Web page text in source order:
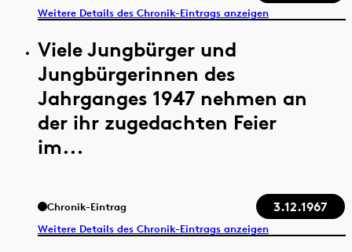
Weitere Details des Chronik-Eintrags anzeigen
Viele Jungbürger und
Jungbürgerinnen des
Jahrganges 1947 nehmen an
der ihr zugedachten Feier
im...
Chronik-Eintrag 3.12.1967
Weitere Details des Chronik-Eintrags anzeigen